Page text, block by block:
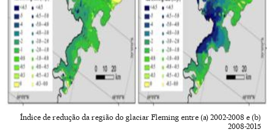
Índice de redução da região do glaciar Fleming entre (a) 2002-2008 e (b)
2008-2015